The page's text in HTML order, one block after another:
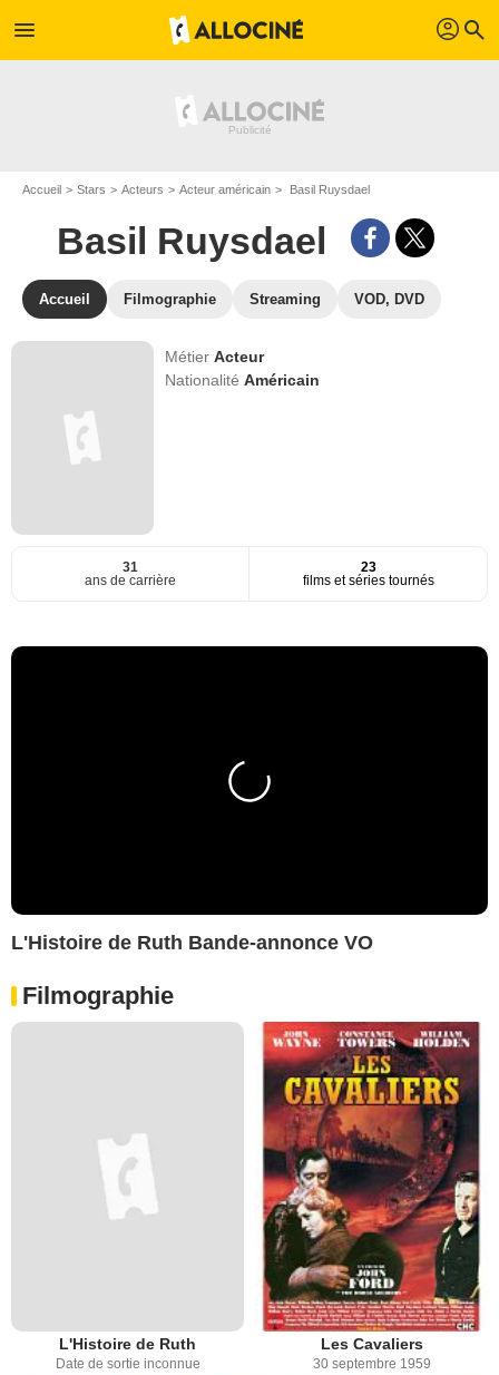
menu profil search
Accueil Stars Acteurs Acteur américain Basil Ruysdael
Basil Ruysdael
Accueil Filmographie Streaming VOD, DVD
MétierActeur
NationalitéAméricain
31
ans de carrière
23
films et séries tournés
L'Histoire de Ruth Bande-annonce VO
Filmographie
L'Histoire de Ruth
Date de sortie inconnue
Les Cavaliers
30 septembre 1959